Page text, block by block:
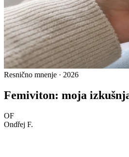
Resnično mnenje · 2026
Femiviton: moja
OF
Ondřej F.